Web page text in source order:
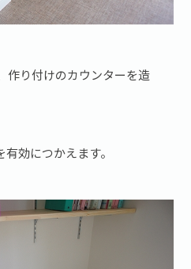
作り付けのカウンターを造
効につかえます。